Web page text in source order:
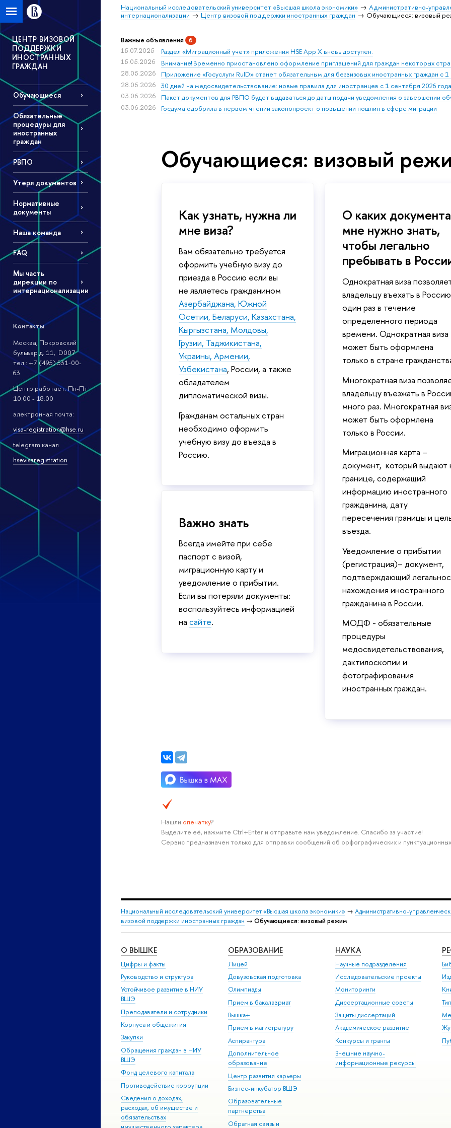
Национальный исследовательский университет «Высшая школа экономики» Административно-
интернационализации
Центр визовой поддержки иностранных граждан Обучающиеся: визовый
ЦЕНТР ВИЗОВОЙ
ПОДДЕРЖКИ
ИНОСТРАННЫХ
ГРАЖДАН
Обучающиеся
Обязательные
процедуры для
иностранных
граждан
РВПО
Утеря документов
Нормативные
документы
Наша команда
FAQ
Мы часть
дирекции по
интернационализации
Контакты
Москва, Покровский
бульвар д. 11, D007
тел.: +7 (495) 531-00-
63
Центр работает: Пн-Пт
10:00 - 18:00
электронная почта:
visa-registration@hse.ru
telegram канал
hsevisaregistration
Важные объявления 6
15.07.2025 Раздел «Миграционный учет» приложения HSE App X вновь доступен.
15.05.2026 Внимание! Временно приостановлено оформление приглашений для граждан некоторых
28.05.2026 Приложение «Госуслуги RuID» станет обязательным для безвизовых иностранных граждан с
28.05.2026 30 дней на медосвидетельствование: новые правила для иностранцев с 1 сентября 2026 года
03.06.2026 Пакет документов для РВПО будет выдаваться до даты подачи уведомления о завершении
03.06.2026 Госдума одобрила в первом чтении законопроект о повышении пошлин в сфере миграции
Обучающиеся: визовый
Как узнать, нужна ли
мне виза?
Вам обязательно требуется
оформить учебную визу до
приезда в Россию если вы
не являетесь гражданином
Азербайджана, Южной
Осетии, Беларуси, Казахстана,
Кыргызстана, Молдовы,
Грузии, Таджикистана,
Украины, Армении,
Узбекистана, России, а также
обладателем
дипломатической визы.
Гражданам остальных стран
необходимо оформить
учебную визу до въезда в
Россию.
Важно знать
Всегда имейте при себе
паспорт с визой,
миграционную карту и
уведомление о прибытии.
Если вы потеряли документы:
воспользуйтесь информацией
на сайте.
О каких
мне нужно знать,
чтобы легально
пребывать в
Однократная виза
владельцу въехать в Россию
один раз в течение
определенного периода
времени. Однократная виза
может быть оформлена
только в стране
Многократная виза
владельцу въезжать в
много раз. Многократная
может быть оформлена
только в России.
Миграционная карта –
документ, который выдают
границе, содержащий
информацию иностранного
гражданина, дату
пересечения границы и
въезда.
Уведомление о прибытии
(регистрация)– документ,
подтверждающий
нахождения иностранного
гражданина в России.
МОДФ - обязательные
процедуры
медосвидетельствования,
дактилоскопии и
фотографирования
иностранных граждан.
Нашли опечатку?
Выделите её, нажмите Ctrl+Enter и отправьте нам уведомление. Спасибо за участие!
Сервис предназначен только для отправки сообщений об орфографических и
Национальный исследовательский университет «Высшая школа экономики» → Административно-
визовой поддержки иностранных граждан → Обучающиеся: визовый режим
О ВЫШКЕ
Цифры и факты
Руководство и структура
Устойчивое развитие в НИУ
ВШЭ
Преподаватели и сотрудники
Корпуса и общежития
Закупки
Обращения граждан в НИУ
ВШЭ
Фонд целевого капитала
Противодействие коррупции
Сведения о доходах,
расходах, об имуществе и
обязательствах
ОБРАЗОВАНИЕ
Лицей
Довузовская подготовка
Олимпиады
Прием в бакалавриат
Вышка+
Прием в магистратуру
Аспирантура
Дополнительное
образование
Центр развития карьеры
Бизнес-инкубатор ВШЭ
Образовательные
партнерства
Обратная связь и
НАУКА
Научные подразделения
Исследовательские проекты
Мониторинги
Диссертационные советы
Защиты диссертаций
Академическое развитие
Конкурсы и гранты
Внешние научно-
информационные ресурсы